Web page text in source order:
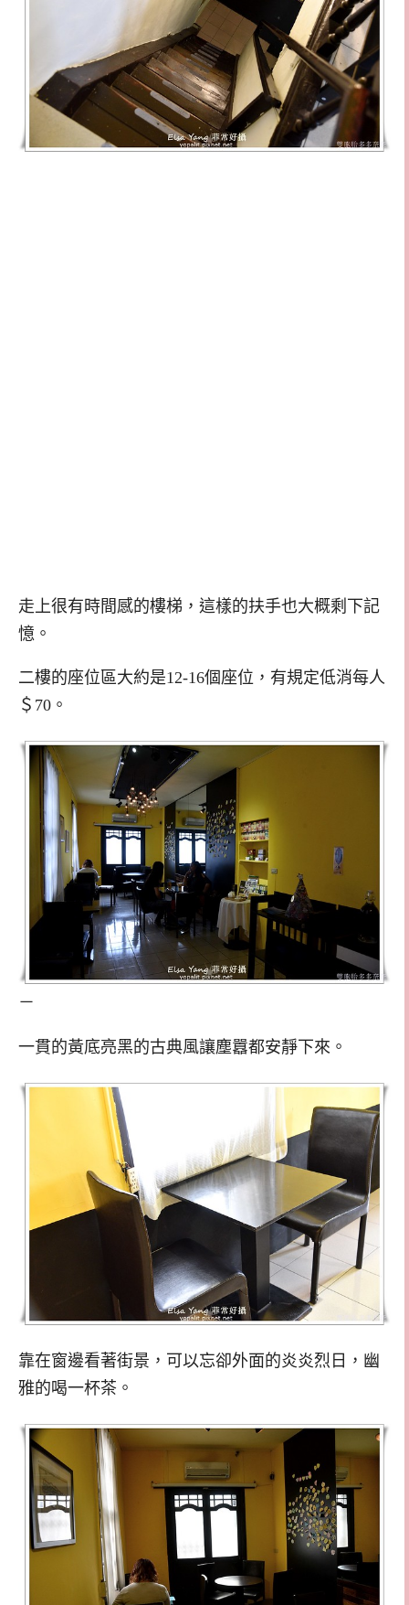
走上很有時間感的樓梯，這樣的扶手也大概剩下記
憶。
二樓的座位區大約是12-16個座位，有規定低消每人
＄70。
－
一貫的黃底亮黑的古典風讓塵囂都安靜下來。
靠在窗邊看著街景，可以忘卻外面的炎炎烈日，幽
雅的喝一杯茶。